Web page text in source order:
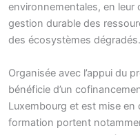
environnementales, en leur
gestion durable des
des écosystèmes dégradés.
Organisée avec l’appui du
bénéficie d’un
Luxembourg et est mise
formation portent